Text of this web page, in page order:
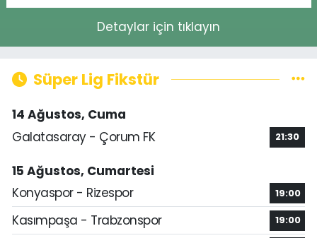
Detaylar için tıklayın
Süper Lig Fikstür
14 Ağustos, Cuma
Galatasaray - Çorum FK
21:30
15 Ağustos, Cumartesi
Konyaspor - Rizespor
19:00
Kasımpaşa - Trabzonspor 19:00